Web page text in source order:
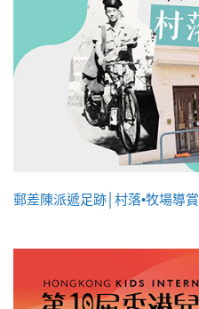
郵差陳派遞足跡│村落•牧場導賞